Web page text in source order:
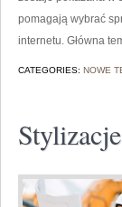
pomagają wybrać
internetu. Główna
CATEGORIES: NOWE